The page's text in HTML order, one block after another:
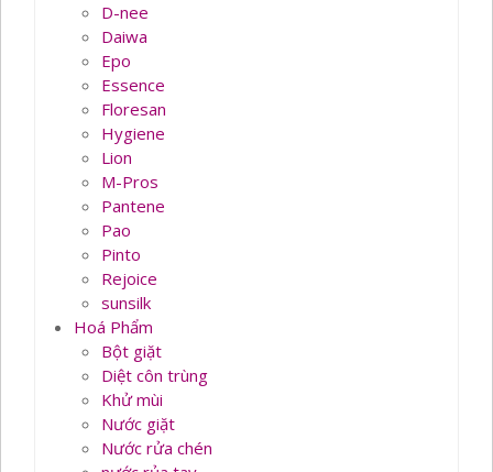
D-nee
Daiwa
Epo
Essence
Floresan
Hygiene
Lion
M-Pros
Pantene
Pao
Pinto
Rejoice
sunsilk
Hoá Phẩm
Bột giặt
Diệt côn trùng
Khử mùi
Nước giặt
Nước rửa chén